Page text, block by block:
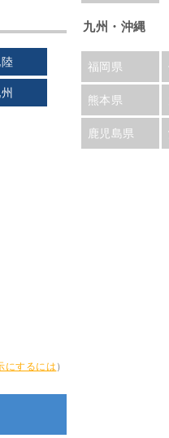
にするには ）
九州・沖縄
福岡県
熊本県
鹿児島県